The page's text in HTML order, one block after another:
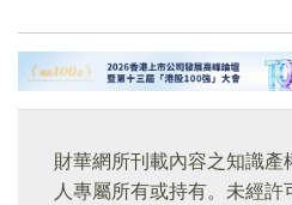
財華網所刊載內容之知識產
人專屬所有或持有。未經